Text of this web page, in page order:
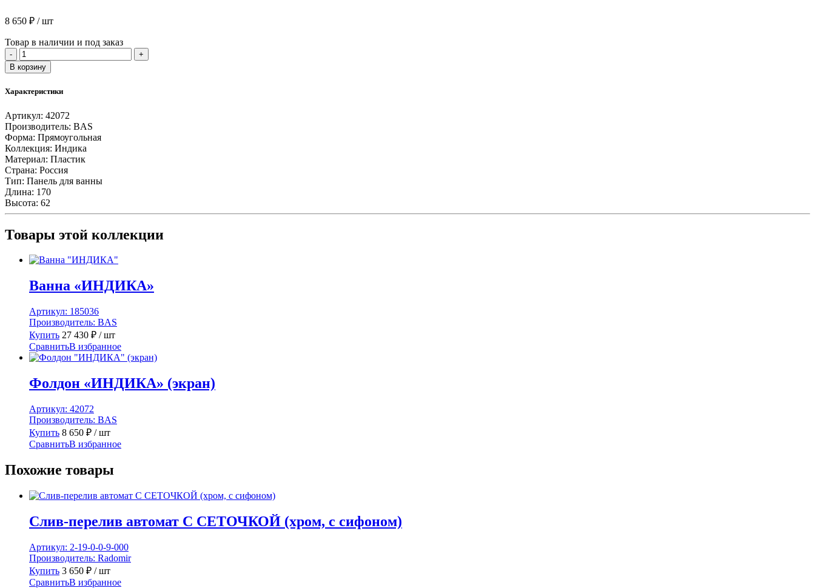
8 650 ₽ / шт
Товар в наличии и под заказ
-
Количество
товара
Фолдон
(экран)
+
В корзину
Характеристики
Артикул: 42072
Производитель: BAS
Форма: Прямоугольная
Коллекция: Индика
Материал: Пластик
Страна: Россия
Тип: Панель для ванны
Длина: 170
Высота: 62
Товары этой коллекции
Ванна «ИНДИКА»
Артикул: 185036
Производитель: BAS
Купить 27 430 ₽ / шт
СравнитьВ избранное
Фолдон «ИНДИКА» (экран)
Артикул: 42072
Производитель: BAS
Купить 8 650 ₽ / шт
СравнитьВ избранное
Похожие товары
Слив-перелив автомат С СЕТОЧКОЙ (хром, с сифоном)
Артикул: 2-19-0-0-9-000
Производитель: Radomir
Купить 3 650 ₽ / шт
СравнитьВ избранное